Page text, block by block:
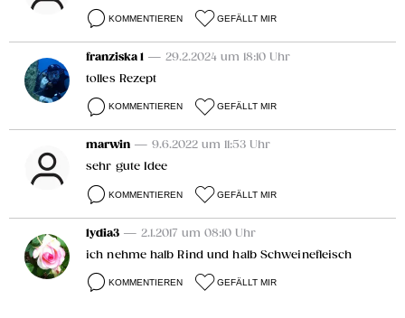
KOMMENTIEREN GEFÄLLT MIR
franziska 1 — 29.2.2024 um 18:10 Uhr
tolles Rezept
KOMMENTIEREN GEFÄLLT MIR
marwin — 9.6.2022 um 11:53 Uhr
sehr gute Idee
KOMMENTIEREN GEFÄLLT MIR
lydia3 — 2.1.2017 um 08:10 Uhr
ich nehme halb Rind und halb Schweinefleisch
KOMMENTIEREN GEFÄLLT MIR